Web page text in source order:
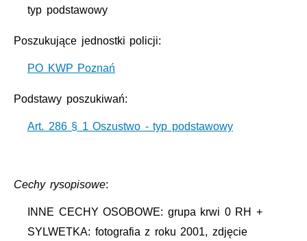
typ podstawowy
Poszukujące jednostki policji:
PO KWP Poznań
Podstawy poszukiwań:
Art. 286 § 1 Oszustwo - typ podstawowy
Cechy rysopisowe:
INNE CECHY OSOBOWE: grupa krwi 0 RH +
SYLWETKA: fotografia z roku 2001, zdjęcie